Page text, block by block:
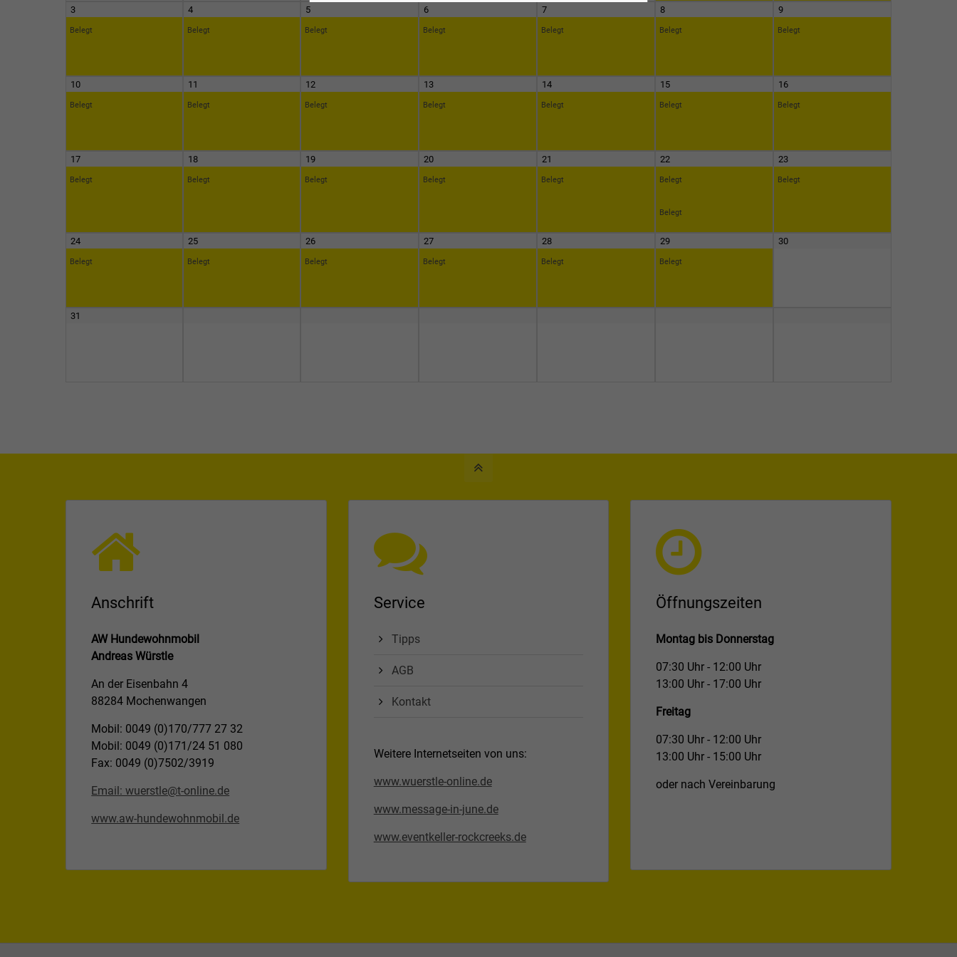
3
Belegt
4
Belegt
5
Belegt
6
Belegt
7
Belegt
8
Belegt
9
Belegt
10
Belegt
11
Belegt
12
Belegt
13
Belegt
14
Belegt
15
Belegt
16
Belegt
17
Belegt
18
Belegt
19
Belegt
20
Belegt
21
Belegt
22
Belegt
Belegt
23
Belegt
24
Belegt
25
Belegt
26
Belegt
27
Belegt
28
Belegt
29
Belegt
30
31
Anschrift
AW Hundewohnmobil
Andreas Würstle
An der Eisenbahn 4
88284 Mochenwangen
Mobil: 0049 (0)170/777 27 32
Mobil: 0049 (0)171/24 51 080
Fax: 0049 (0)7502/3919
Email: wuerstle@t-online.de
www.aw-hundewohnmobil.de
Service
Tipps
AGB
Kontakt
Weitere Internetseiten von uns:
www.wuerstle-online.de
www.message-in-june.de
www.eventkeller-rockcreeks.de
Öffnungszeiten
Montag bis Donnerstag
07:30 Uhr - 12:00 Uhr
13:00 Uhr - 17:00 Uhr
Freitag
07:30 Uhr - 12:00 Uhr
13:00 Uhr - 15:00 Uhr
oder nach Vereinbarung